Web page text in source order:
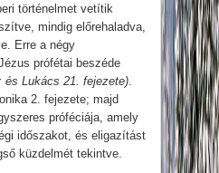
történelmet vetítik
mindig előrehaladva,
Erre a négy
prófétai beszéde
és Lukács 21. fejezete)
2. fejezete; majd
próféciája, amely
időszakot, és eligazítást
küzdelmét tekintve.